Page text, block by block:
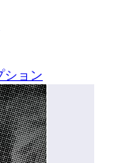
ション